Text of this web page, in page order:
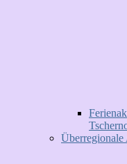
Überregionale